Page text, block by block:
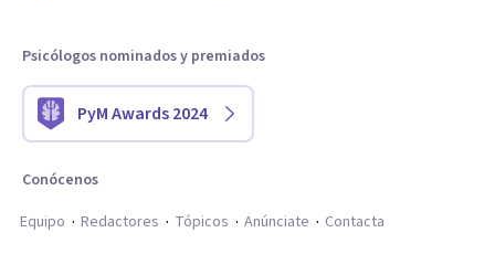
Psicólogos nominados y premiados
PyM Awards 2024
Conócenos
Equipo
Redactores Tópicos Anúnciate Contacta